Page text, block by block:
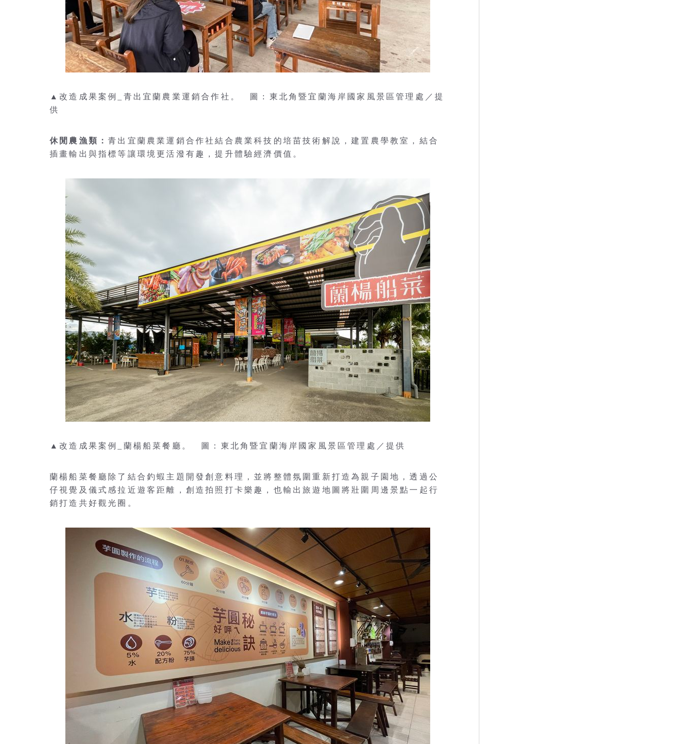
▲改造成果案例_青出宜蘭農業運銷合作社。 圖：東北角暨宜蘭海岸國家風景區管理處／提
供
休閒農漁類：青出宜蘭農業運銷合作社結合農業科技的培苗技術解說，建置農學教室，結合
插畫輸出與指標等讓環境更活潑有趣，提升體驗經濟價值。
▲改造成果案例_蘭楊船菜餐廳。 圖：東北角暨宜蘭海岸國家風景區管理處／提供
蘭楊船菜餐廳除了結合釣蝦主題開發創意料理，並將整體氛圍重新打造為親子園地，透過公
仔視覺及儀式感拉近遊客距離，創造拍照打卡樂趣，也輸出旅遊地圖將壯圍周邊景點一起行
銷打造共好觀光圈。